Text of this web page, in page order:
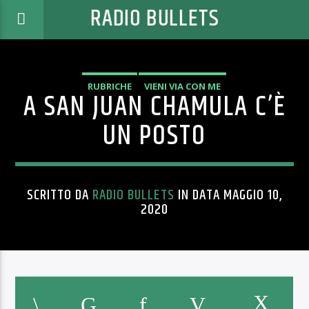
RADIO BULLETS
RUBRICHE VIENI VIA CON ME
A SAN JUAN CHAMULA C’È
UN POSTO
SCRITTO DA RADIO BULLETS IN DATA MAGGIO 10,
2020